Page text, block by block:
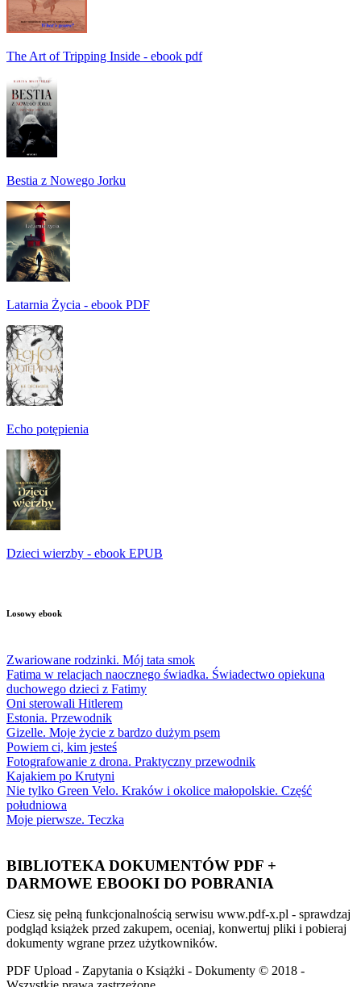
The Art of Tripping Inside - ebook pdf
Bestia z Nowego Jorku
Latarnia Życia - ebook PDF
Echo potępienia
Dzieci wierzby - ebook EPUB
Losowy ebook
Zwariowane rodzinki. Mój tata smok
Fatima w relacjach naocznego świadka. Świadectwo opiekuna
duchowego dzieci z Fatimy
Oni sterowali Hitlerem
Estonia. Przewodnik
Gizelle. Moje życie z bardzo dużym psem
Powiem ci, kim jesteś
Fotografowanie z drona. Praktyczny przewodnik
Kajakiem po Krutyni
Nie tylko Green Velo. Kraków i okolice małopolskie. Część
południowa
Moje pierwsze. Teczka
BIBLIOTEKA DOKUMENTÓW PDF +
DARMOWE EBOOKI DO POBRANIA
Ciesz się pełną funkcjonalnością serwisu www.pdf-x.pl - sprawdzaj
podgląd książek przed zakupem, oceniaj, konwertuj pliki i pobieraj
dokumenty wgrane przez użytkowników.
PDF Upload - Zapytania o Książki - Dokumenty © 2018 -